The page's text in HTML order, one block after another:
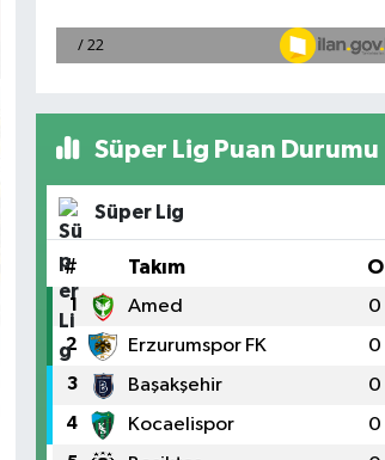
Süper Lig Puan Durumu
Süper Lig
# Takım O
1 Amed 0
2 Erzurumspor FK 0
3 Başakşehir 0
4 Kocaelispor 0